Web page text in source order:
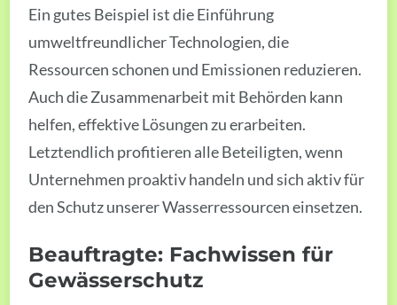
Ein gutes Beispiel ist die Einführung
umweltfreundlicher Technologien, die
Ressourcen schonen und Emissionen reduzieren.
Auch die Zusammenarbeit mit Behörden kann
helfen, effektive Lösungen zu erarbeiten.
Letztendlich profitieren alle Beteiligten, wenn
Unternehmen proaktiv handeln und sich aktiv für
den Schutz unserer Wasserressourcen einsetzen.
Beauftragte: Fachwissen für
Gewässerschutz